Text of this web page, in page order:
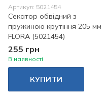
Артикул: 5021454
Секатор обвідний з
пружиною крутіння 205 мм
FLORA (5021454)
255 грн
В наявності
КУПИТИ